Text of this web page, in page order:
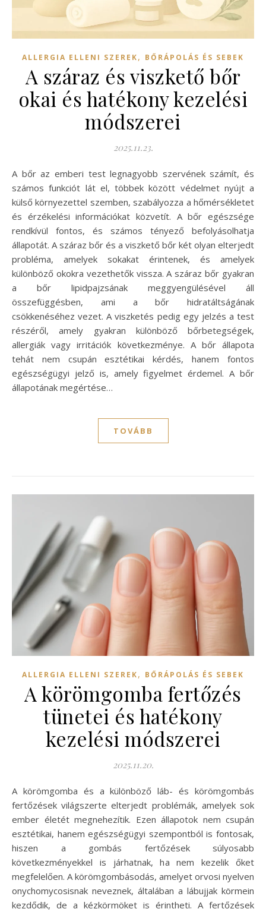
ALLERGIA ELLENI SZEREK, BŐRÁPOLÁS ÉS SEBEK
A száraz és viszkető bőr
okai és hatékony kezelési
módszerei
2025.11.23.
A bőr az emberi test legnagyobb szervének számít, és
számos funkciót lát el, többek között védelmet nyújt a
külső környezettel szemben, szabályozza a hőmérsékletet
és érzékelési információkat közvetít. A bőr egészsége
rendkívül fontos, és számos tényező befolyásolhatja
állapotát. A száraz bőr és a viszkető bőr két olyan elterjedt
probléma, amelyek sokakat érintenek, és amelyek
különböző okokra vezethetők vissza. A száraz bőr gyakran
a bőr lipidpajzsának meggyengülésével áll
összefüggésben, ami a bőr hidratáltságának
csökkenéséhez vezet. A viszketés pedig egy jelzés a test
részéről, amely gyakran különböző bőrbetegségek,
allergiák vagy irritációk következménye. A bőr állapota
tehát nem csupán esztétikai kérdés, hanem fontos
egészségügyi jelző is, amely figyelmet érdemel. A bőr
állapotának megértése…
TOVÁBB
ALLERGIA ELLENI SZEREK, BŐRÁPOLÁS ÉS SEBEK
A körömgomba fertőzés
tünetei és hatékony
kezelési módszerei
2025.11.20.
A körömgomba és a különböző láb- és körömgombás
fertőzések világszerte elterjedt problémák, amelyek sok
ember életét megnehezítik. Ezen állapotok nem csupán
esztétikai, hanem egészségügyi szempontból is fontosak,
hiszen a gombás fertőzések súlyosabb
következményekkel is járhatnak, ha nem kezelik őket
megfelelően. A körömgombásodás, amelyet orvosi nyelven
onychomycosisnak neveznek, általában a lábujjak körmein
kezdődik, de a kézkörmöket is érintheti. A fertőzések